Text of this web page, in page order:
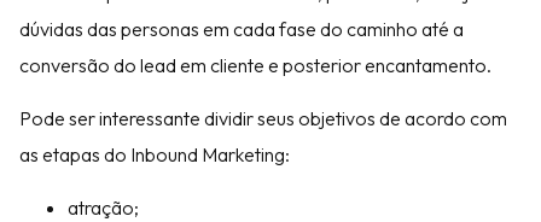
dúvidas das personas em cada fase do caminho até a
conversão do lead em cliente e posterior encantamento.
Pode ser interessante dividir seus objetivos de acordo com
as etapas do Inbound Marketing:
atração;